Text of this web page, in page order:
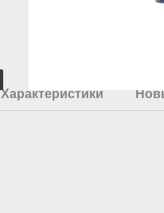
Характеристики